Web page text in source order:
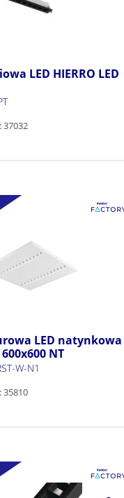
LED HIERRO LED
LED natynkowa
600x600 NT
W-N1